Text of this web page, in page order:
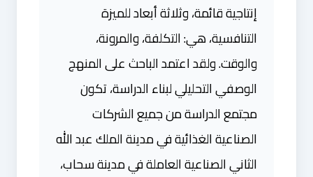
إنتاجية قائمة، وثلاثة أبعاد للميزة
التنافسية، هي: التكلفة، والمرونة،
والوقت. ولقد اعتمد الباحث على المنهج
الوصفي التحليلي لبناء الدراسة، تكون
مجتمع الدراسة من جميع الشركات
الصناعية الغذائية في مدينة الملك عبد الله
الثاني الصناعية العاملة في مدينة سحاب،